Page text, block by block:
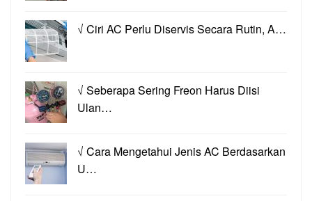
√ Ciri AC Perlu Diservis Secara Rutin, A…
√ Seberapa Sering Freon Harus Diisi
Ulan…
√ Cara Mengetahui Jenis AC Berdasarkan
U…